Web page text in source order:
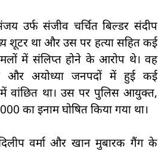
उर्फ संजीव चर्चित बिल्डर संदीप
शूटर था और उस पर हत्या सहित कई
में संलिप्त होने के आरोप थे। वह
और अयोध्या जनपदों में हुई कई
वांछित था। उस पर पुलिस आयुक्त,
का इनाम घोषित किया गया था।
वर्मा और खान मुबारक गैंग के